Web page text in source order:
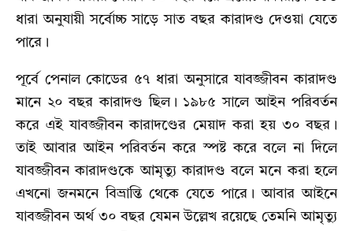
ধারা অনুযায়ী সর্বোচ্চ সাড়ে সাত বছর কারাদণ্ড দেওয়া যেতে
পারে।
পূর্বে পেনাল কোডের ৫৭ ধারা অনুসারে যাবজ্জীবন কারাদণ্ড
মানে ২০ বছর কারাদণ্ড ছিল। ১৯৮৫ সালে আইন পরিবর্তন
করে এই যাবজ্জীবন কারাদণ্ডের মেয়াদ করা হয় ৩০ বছর।
তাই আবার আইন পরিবর্তন করে স্পষ্ট করে বলে না দিলে
যাবজ্জীবন কারাদণ্ডকে আমৃত্যু কারাদণ্ড বলে মনে করা হলে
এখনো জনমনে বিভ্রান্তি থেকে যেতে পারে। আবার আইনে
যাবজ্জীবন অর্থ ৩০ বছর যেমন উল্লেখ রয়েছে তেমনি আমৃত্যু